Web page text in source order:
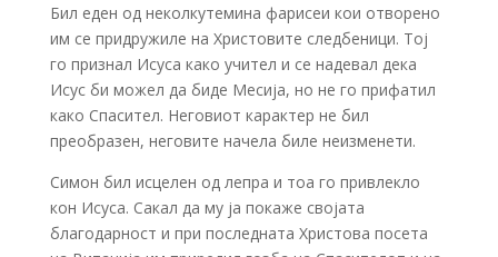
Бил еден од неколкутемина фарисеи кои отворено
им се придружиле на Христовите следбеници. Тој
го признал Исуса како учител и се надевал дека
Исус би можел да биде Месија, но не го прифатил
како Спасител. Неговиот карактер не бил
преобразен, неговите начела биле неизменети.
Симон бил исцелен од лепра и тоа го привлекло
кон Исуса. Сакал да му ја покаже својата
благодарност и при последната Христова посета